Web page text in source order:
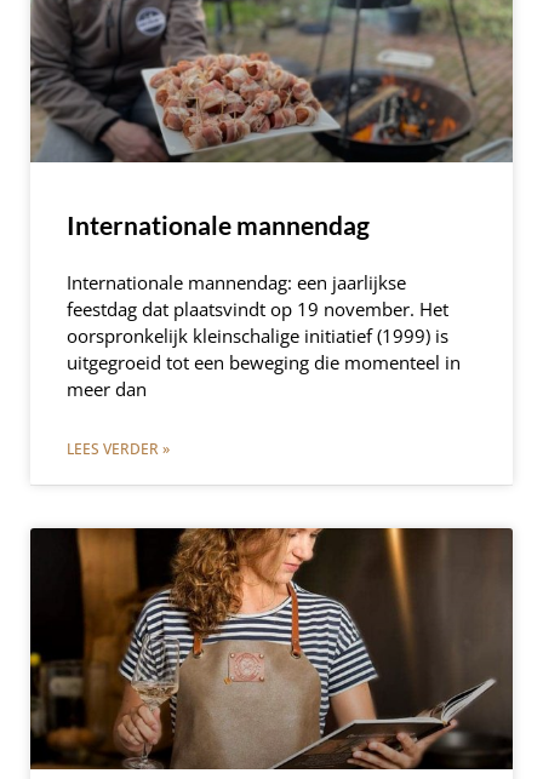
Internationale mannendag
Internationale mannendag: een jaarlijkse
feestdag dat plaatsvindt op 19 november. Het
oorspronkelijk kleinschalige initiatief (1999) is
uitgegroeid tot een beweging die momenteel in
meer dan
LEES VERDER »